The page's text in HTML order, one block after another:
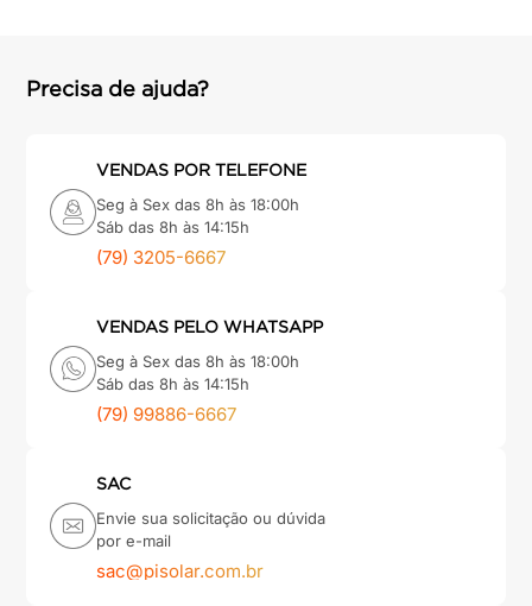
Precisa de ajuda?
VENDAS POR TELEFONE
Seg à Sex das 8h às 18:00h
Sáb das 8h às 14:15h
(79) 3205-6667
VENDAS PELO WHATSAPP
Seg à Sex das 8h às 18:00h
Sáb das 8h às 14:15h
(79) 99886-6667
SAC
Envie sua solicitação ou dúvida
por e-mail
sac@pisolar.com.br